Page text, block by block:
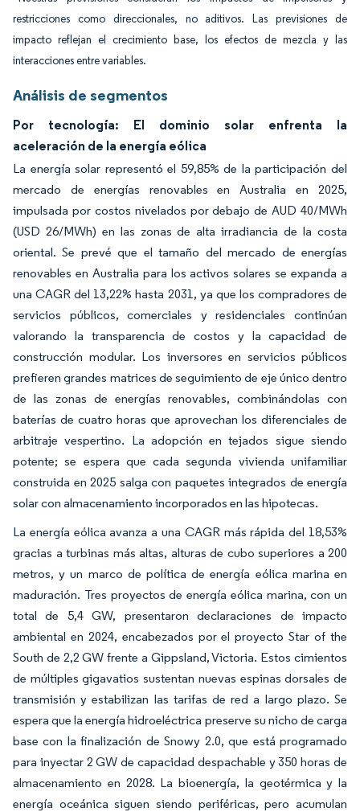
restricciones como direccionales, no aditivos. Las previsiones de
impacto reflejan el crecimiento base, los efectos de mezcla y las
interacciones entre variables.
Análisis de segmentos
Por tecnología: El dominio solar enfrenta la
aceleración de la energía eólica
La energía solar representó el 59,85% de la participación del
mercado de energías renovables en Australia en 2025,
impulsada por costos nivelados por debajo de AUD 40/MWh
(USD 26/MWh) en las zonas de alta irradiancia de la costa
oriental. Se prevé que el tamaño del mercado de energías
renovables en Australia para los activos solares se expanda a
una CAGR del 13,22% hasta 2031, ya que los compradores de
servicios públicos, comerciales y residenciales continúan
valorando la transparencia de costos y la capacidad de
construcción modular. Los inversores en servicios públicos
prefieren grandes matrices de seguimiento de eje único dentro
de las zonas de energías renovables, combinándolas con
baterías de cuatro horas que aprovechan los diferenciales de
arbitraje vespertino. La adopción en tejados sigue siendo
potente; se espera que cada segunda vivienda unifamiliar
construida en 2025 salga con paquetes integrados de energía
solar con almacenamiento incorporados en las hipotecas.
La energía eólica avanza a una CAGR más rápida del 18,53%
gracias a turbinas más altas, alturas de cubo superiores a 200
metros, y un marco de política de energía eólica marina en
maduración. Tres proyectos de energía eólica marina, con un
total de 5,4 GW, presentaron declaraciones de impacto
ambiental en 2024, encabezados por el proyecto Star of the
South de 2,2 GW frente a Gippsland, Victoria. Estos cimientos
de múltiples gigavatios sustentan nuevas espinas dorsales de
transmisión y estabilizan las tarifas de red a largo plazo. Se
espera que la energía hidroeléctrica preserve su nicho de carga
base con la finalización de Snowy 2.0, que está programado
para inyectar 2 GW de capacidad despachable y 350 horas de
almacenamiento en 2028. La bioenergía, la geotérmica y la
energía oceánica siguen siendo periféricas, pero acumulan